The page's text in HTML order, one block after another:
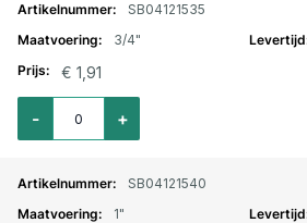
SB04121535
3/4"
€ 1,91
Aantal voor Halve sok RVS binnendraad 3/4"
+
-
SB04121540
1"